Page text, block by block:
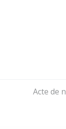
Acte de